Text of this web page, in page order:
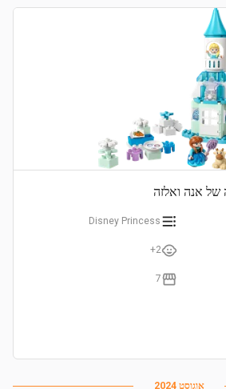
אנה ואלזה
Disney Princess
2+
7
אוגוסט 2024